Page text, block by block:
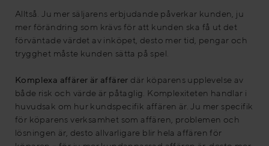
Alltså. Ju mer säljarens erbjudande påverkar kunden, ju
mer förändring som krävs för att kunden ska få ut det
förväntade värdet av inköpet, desto mer tid, pengar och
trygghet måste kunden sätta på spel.
Komplexa affärer är affärer där köparens upplevelse av
både risk och värde är påtaglig. Komplexiteten handlar i
huvudsak om hur kundspecifik affären är. Ju mer specifik
för köparens verksamhet som affären, problemen och
lösningen är, desto allvarligare blir hela affären för